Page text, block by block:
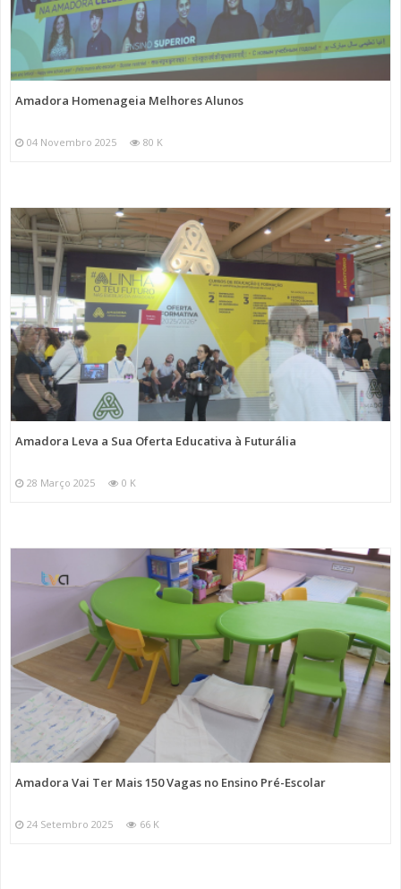
Amadora Homenageia Melhores Alunos
04 Novembro 2025 80 K
Amadora Leva a Sua Oferta Educativa à Futurália
28 Março 2025 0 K
Amadora Vai Ter Mais 150 Vagas no Ensino Pré-Escolar
24 Setembro 2025 66 K